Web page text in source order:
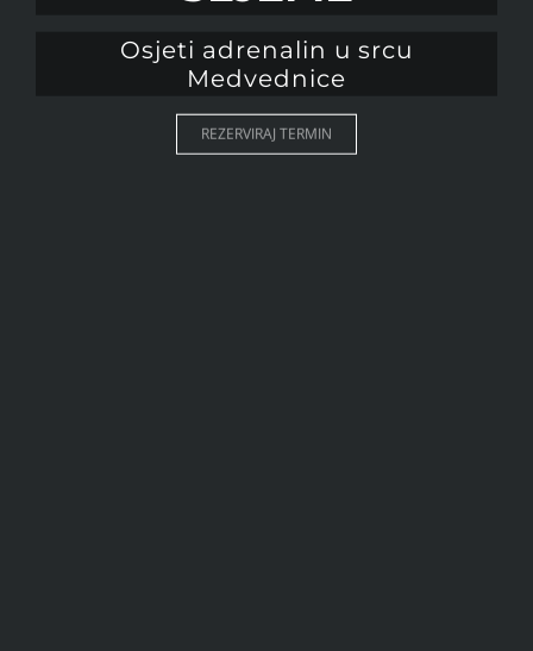
Osjeti adrenalin u srcu
Medvednice
REZERVIRAJ TERMIN